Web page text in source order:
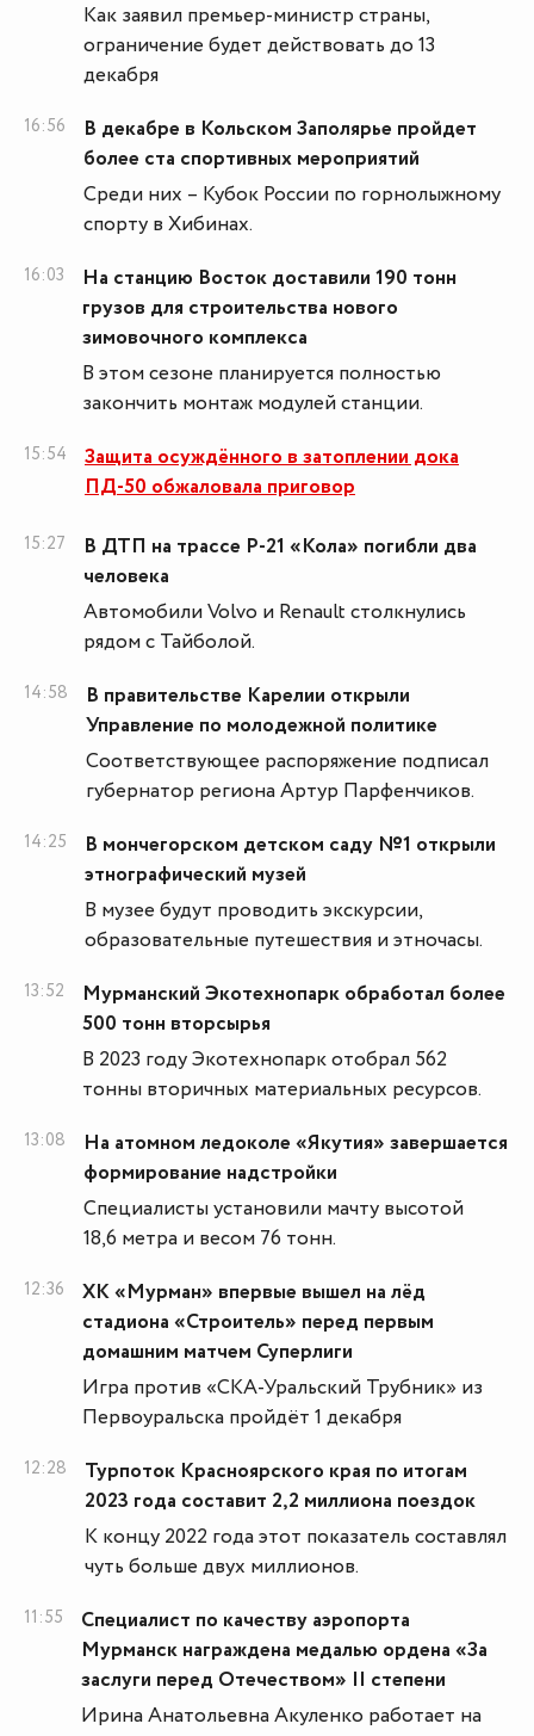
Как заявил премьер-министр страны,
ограничение будет действовать до 13
декабря
16:56
В декабре в Кольском Заполярье пройдет
более ста спортивных мероприятий
Среди них – Кубок России по горнолыжному
спорту в Хибинах.
16:03
На станцию Восток доставили 190 тонн
грузов для строительства нового
зимовочного комплекса
В этом сезоне планируется полностью
закончить монтаж модулей станции.
15:54
Защита осуждённого в затоплении дока
ПД-50 обжаловала приговор
15:27
В ДТП на трассе Р-21 «Кола» погибли два
человека
Автомобили Volvo и Renault столкнулись
рядом с Тайболой.
14:58
В правительстве Карелии открыли
Управление по молодежной политике
Соответствующее распоряжение подписал
губернатор региона Артур Парфенчиков.
14:25
В мончегорском детском саду №1 открыли
этнографический музей
В музее будут проводить экскурсии,
образовательные путешествия и этночасы.
13:52
Мурманский Экотехнопарк обработал более
500 тонн вторсырья
В 2023 году Экотехнопарк отобрал 562
тонны вторичных материальных ресурсов.
13:08
На атомном ледоколе «Якутия» завершается
формирование надстройки
Специалисты установили мачту высотой
18,6 метра и весом 76 тонн.
12:36
ХК «Мурман» впервые вышел на лёд
стадиона «Строитель» перед первым
домашним матчем Суперлиги
Игра против «СКА-Уральский Трубник» из
Первоуральска пройдёт 1 декабря
12:28
Турпоток Красноярского края по итогам
2023 года составит 2,2 миллиона поездок
К концу 2022 года этот показатель составлял
чуть больше двух миллионов.
11:55
Специалист по качеству аэропорта
Мурманск награждена медалью ордена «За
заслуги перед Отечеством» II степени
Ирина Анатольевна Акуленко работает на